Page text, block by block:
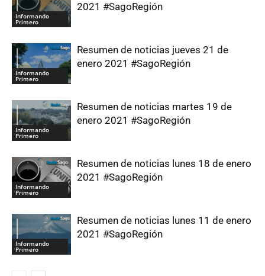
Informando
Primero
2021 #SagoRegión
Informando
Primero
Resumen de noticias jueves 21 de
enero 2021 #SagoRegión
Informando
Primero
Resumen de noticias martes 19 de
enero 2021 #SagoRegión
Informando
Primero
Resumen de noticias lunes 18 de enero
2021 #SagoRegión
Informando
Primero
Resumen de noticias lunes 11 de enero
2021 #SagoRegión